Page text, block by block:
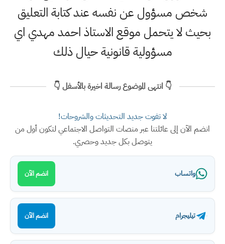
شخص مسؤول عن نفسه عند كتابة التعليق
بحيث لا يتحمل موقع الاستاذ احمد مهدي اي
مسؤولية قانونية حيال ذلك
👇 انتهى الموضوع رسالة اخيرة بالأسفل 👇
لا تفوت جديد التحديثات والشروحات!
انضم الآن إلى عائلتنا عبر منصات التواصل الاجتماعي لتكون أول من
يتوصل بكل جديد وحصري.
واتساب انضم الآن
تيليجرام انضم الآن